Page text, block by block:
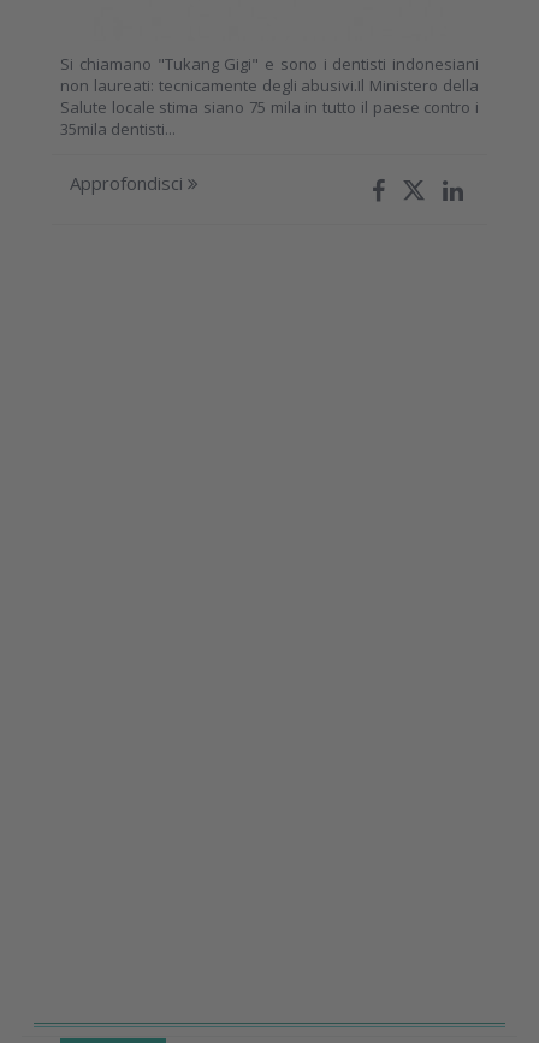
Si chiamano "Tukang Gigi" e sono i dentisti indonesiani
non laureati: tecnicamente degli abusivi.Il Ministero della
Salute locale stima siano 75 mila in tutto il paese contro i
35mila dentisti...
Approfondisci